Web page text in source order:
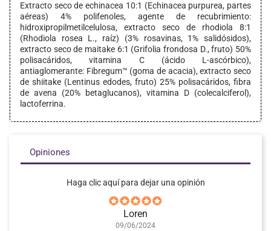
Extracto seco de echinacea 10:1 (Echinacea purpurea, partes
aéreas) 4% polifenoles, agente de recubrimiento:
hidroxipropilmetilcelulosa, extracto seco de rhodiola 8:1
(Rhodiola rosea L., raíz) (3% rosavinas, 1% salidósidos),
extracto seco de maitake 6:1 (Grifolia frondosa D., fruto) 50%
polisacáridos, vitamina C (ácido L-ascórbico),
antiaglomerante: Fibregum™ (goma de acacia), extracto seco
de shiitake (Lentinus edodes, fruto) 25% polisacáridos, fibra
de avena (20% betaglucanos), vitamina D (colecalciferol),
lactoferrina.
Opiniones
Haga clic aquí para dejar una opinión
Loren
09/06/2024